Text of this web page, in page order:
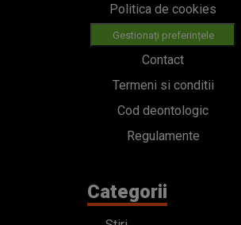
Politica de cookies
Gestionați preferințele
Contact
Termeni si conditii
Cod deontologic
Regulamente
Categorii